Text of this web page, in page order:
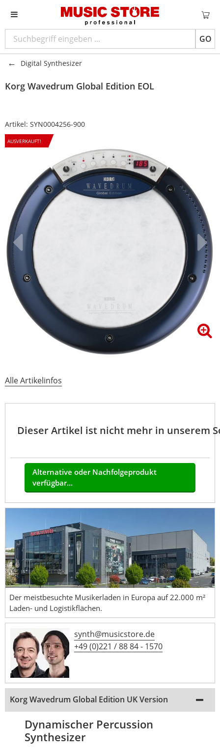
GO
Digital Synthesizer
Korg Wavedrum Global Edition EOL
Artikel: SYN0004256-900
AUSVERKAUFT!
Alle Artikelinfos
Dieser Artikel ist nicht mehr in unserem
Alternative oder Nachfolgeprodukt
verfügbar...
Der meistbesuchte Musikerladen in Europa auf 22.000 m²
Laden- und Logistikflächen.
synth@musicstore.de
+49 (0)221 / 88 84 - 1570
Korg Wavedrum Global Edition UK Version
Dynamischer Percussion
Synthesizer